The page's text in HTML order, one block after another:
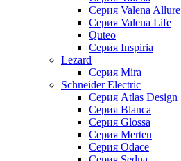
Серия Valena Allure
Серия Valena Life
Quteo
Серия Inspiria
Lezard
Серия Mira
Schneider Electric
Серия Atlas Design
Серия Blanca
Серия Glossa
Серия Merten
Серия Odace